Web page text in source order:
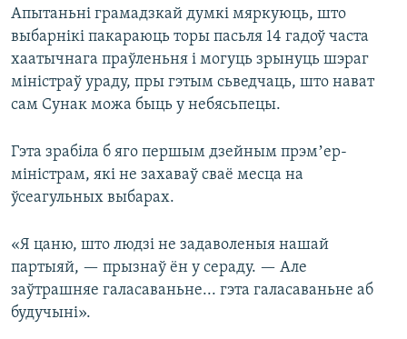
Апытаньні грамадзкай думкі мяркуюць, што
выбарнікі пакараюць торы пасьля 14 гадоў часта
хаатычнага праўленьня і могуць зрынуць шэраг
міністраў ураду, пры гэтым сьведчаць, што нават
сам Сунак можа быць у небясьпецы.
Гэта зрабіла б яго першым дзейным прэмʼер-
міністрам, які не захаваў сваё месца на
ўсеагульных выбарах.
«Я цаню, што людзі не задаволеныя нашай
партыяй, — прызнаў ён у сераду. — Але
заўтрашняе галасаваньне... гэта галасаваньне аб
будучыні».